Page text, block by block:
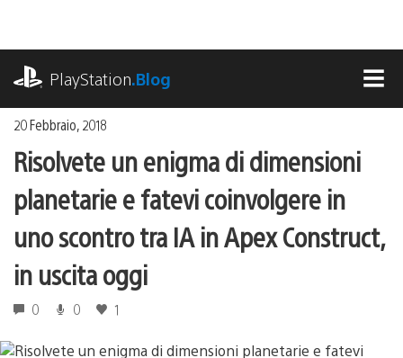
contenuto
PlayStation.Blog
20 Febbraio, 2018
Risolvete un enigma di dimensioni
planetarie e fatevi coinvolgere in
uno scontro tra IA in Apex Construct,
in uscita oggi
0 0 1